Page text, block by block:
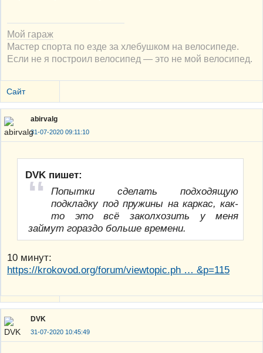
Мой гараж
Мастер спорта по езде за хлебушком на велосипеде.
Если не я построил велосипед — это не мой велосипед.
Сайт
abirvalg
31-07-2020 09:11:10
DVK пишет:
Попытки сделать подходящую
подкладку под пружины на каркас, как-
то это всё заколхозить у меня
займут гораздо больше времени.
10 минут:
https://krokovod.org/forum/viewtopic.ph … &p=115
DVK
31-07-2020 10:45:49